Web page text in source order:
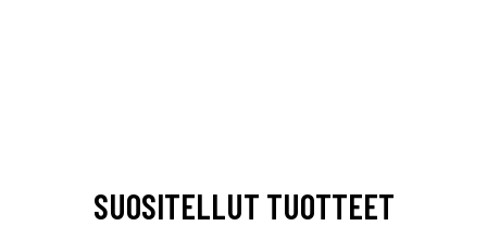
SUOSITELLUT TUOTTEET